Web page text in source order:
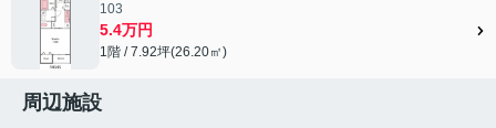
103
5.4万円
1階 / 7.92坪(26.20㎡)
周辺施設